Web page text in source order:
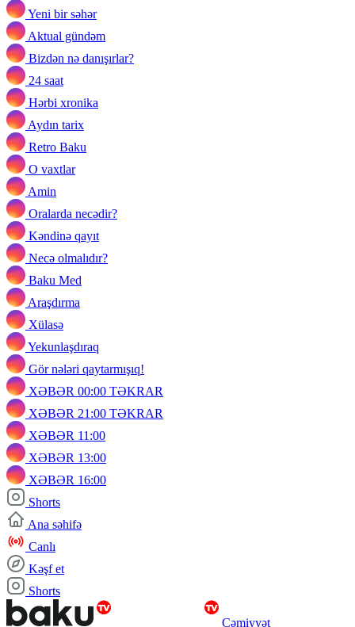
Yeni bir səhər
Aktual gündəm
Bizdən nə danışırlar?
24 saat
Hərbi xronika
Aydın tarix
Retro Baku
O vaxtlar
Amin
Oralarda necədir?
Kəndinə qayıt
Necə olmalıdır?
Baku Med
Araşdırma
Xülasə
Yekunlaşdıraq
Gör nələri qaytarmışıq!
XƏBƏR 00:00 TƏKRAR
XƏBƏR 21:00 TƏKRAR
XƏBƏR 11:00
XƏBƏR 13:00
XƏBƏR 16:00
Shorts
Ana səhifə
Canlı
Kəşf et
Shorts
Cəmiyyət